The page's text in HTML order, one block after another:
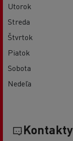
Utorok
Streda
Štvrtok
Piatok
Sobota
Nedeľa
Kontakty